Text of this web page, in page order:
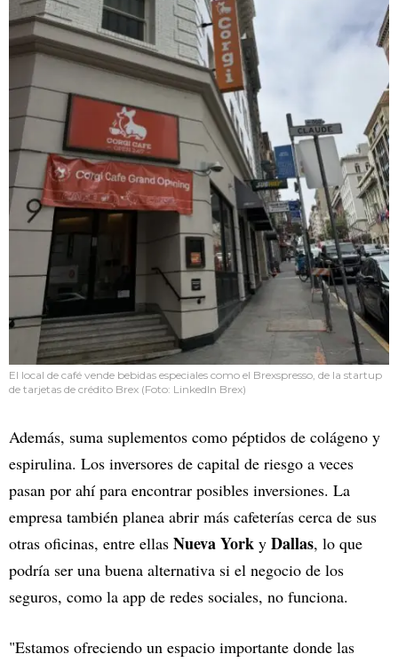
El local de café vende bebidas especiales como el Brexspresso, de la startup
de tarjetas de crédito Brex (Foto: LinkedIn Brex)
Además, suma suplementos como péptidos de colágeno y
espirulina. Los inversores de capital de riesgo a veces
pasan por ahí para encontrar posibles inversiones. La
empresa también planea abrir más cafeterías cerca de sus
otras oficinas, entre ellas Nueva York y Dallas, lo que
podría ser una buena alternativa si el negocio de los
seguros, como la app de redes sociales, no funciona.
"Estamos ofreciendo un espacio importante donde las